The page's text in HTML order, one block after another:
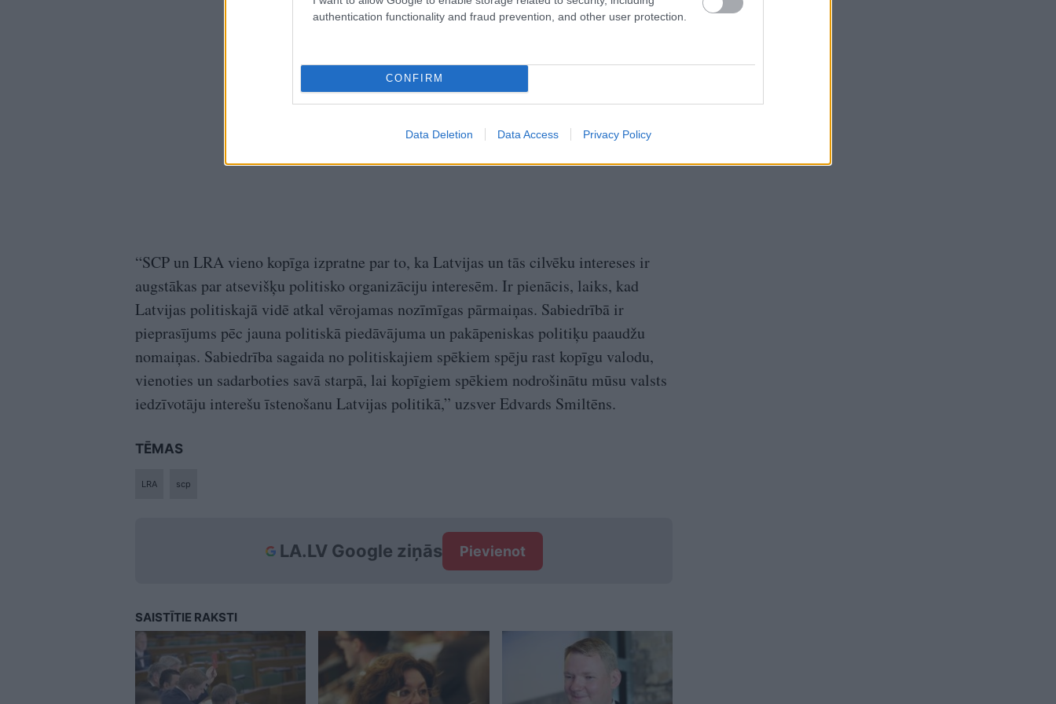
authentication functionality and fraud prevention, and other user protection.
CONFIRM
Data Deletion Data Access Privacy Policy
“SCP un LRA vieno kopīga izpratne par to, ka Latvijas un tās cilvēku intereses ir
augstākas par atsevišķu politisko organizāciju interesēm. Ir pienācis, laiks, kad
Latvijas politiskajā vidē atkal vērojamas nozīmīgas pārmaiņas. Sabiedrībā ir
pieprasījums pēc jauna politiskā piedāvājuma un pakāpeniskas politiķu paaudžu
nomaiņas. Sabiedrība sagaida no politiskajiem spēkiem spēju rast kopīgu valodu,
vienoties un sadarboties savā starpā, lai kopīgiem spēkiem nodrošinātu mūsu valsts
iedzīvotāju interešu īstenošanu Latvijas politikā,” uzsver Edvards Smiltēns.
TĒMAS
LRA scp
LA.LV Google ziņās Pievienot
SAISTĪTIE RAKSTI